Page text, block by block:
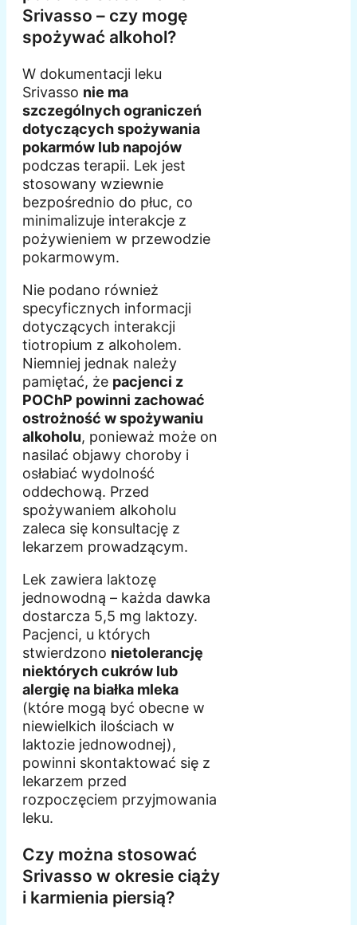
Srivasso – czy mogę
spożywać alkohol?
W dokumentacji leku
Srivasso nie ma
szczególnych ograniczeń
dotyczących spożywania
pokarmów lub napojów
podczas terapii. Lek jest
stosowany wziewnie
bezpośrednio do płuc, co
minimalizuje interakcje z
pożywieniem w przewodzie
pokarmowym.
Nie podano również
specyficznych informacji
dotyczących interakcji
tiotropium z alkoholem.
Niemniej jednak należy
pamiętać, że pacjenci z
POChP powinni zachować
ostrożność w spożywaniu
alkoholu, ponieważ może on
nasilać objawy choroby i
osłabiać wydolność
oddechową. Przed
spożywaniem alkoholu
zaleca się konsultację z
lekarzem prowadzącym.
Lek zawiera laktozę
jednowodną – każda dawka
dostarcza 5,5 mg laktozy.
Pacjenci, u których
stwierdzono nietolerancję
niektórych cukrów lub
alergię na białka mleka
(które mogą być obecne w
niewielkich ilościach w
laktozie jednowodnej),
powinni skontaktować się z
lekarzem przed
rozpoczęciem przyjmowania
leku.
Czy można stosować
Srivasso w okresie ciąży
i karmienia piersią?